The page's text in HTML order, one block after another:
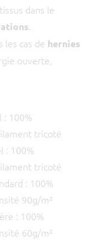
dans le
.
les cas de hernies
ouverte,
100%
tricoté
: 100%
tricoté
: 100%
90g/m²
: 100%
60g/m²